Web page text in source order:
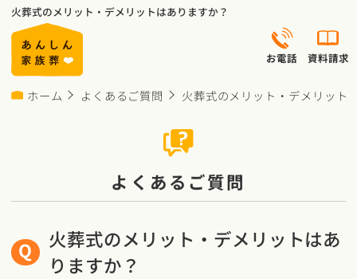
火葬式のメリット・デメリットはありますか？
お電話 資料請求
ホーム よくあるご質問 火葬式のメリット・デメリット
よくあるご質問
Q
火葬式のメリット・デメリットはあ
りますか？